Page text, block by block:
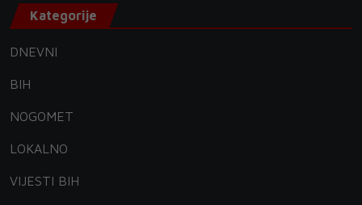
Kategorije
DNEVNI
BIH
NOGOMET
LOKALNO
VIJESTI BIH